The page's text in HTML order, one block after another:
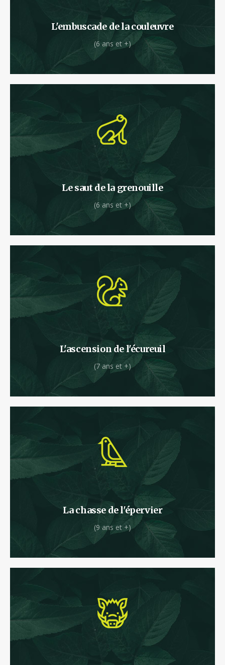
L'embuscade de la couleuvre
(6 ans et +)
Le saut de la grenouille
(6 ans et +)
Et hop ! Vous décollez de la terre ferme pour
L'ascension de l'écureuil
(7 ans et +)
Attention de ne pas tomber à l’eau, le parcours
démarre par une ascension au-dessus du
La chasse de l'épervier
(9 ans et +)
C’est parti pour le tour de la forêt en tyrolienne.
Votre énergie est débordante et vous êtes prêt